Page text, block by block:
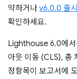
약하거나 v6.0.0 출
확인하세요.
Lighthouse 6.0에서
아웃 이동 (CLS), 총
정항목이 보고서에